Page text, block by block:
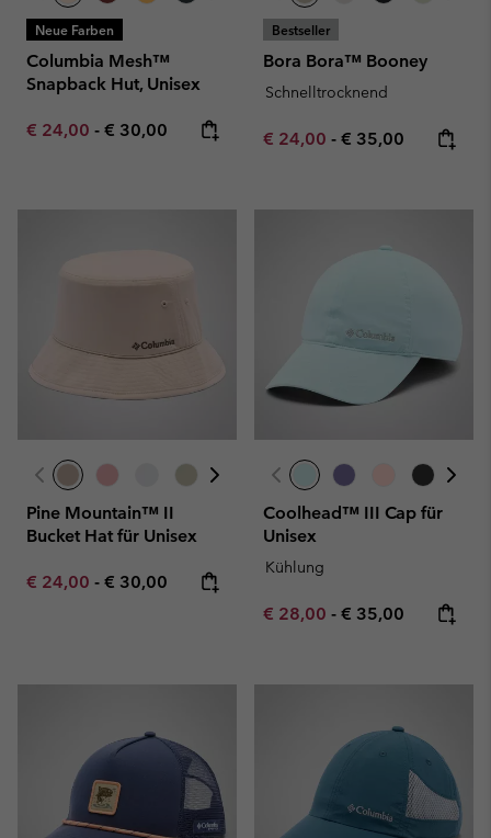
Neue Farben
Columbia Mesh™
Snapback Hut, Unisex
Minimum sale price:
€ 24,00 - Maximum price:
€ 30,00
Bestseller
Bora Bora™ Booney
Schnelltrocknend
Minimum sale price:
€ 24,00 - Maximum price:
€ 35,00
Pine Mountain™ II
Bucket Hat für Unisex
Minimum sale price:
€ 24,00 - Maximum price:
€ 30,00
Coolhead™ III Cap für
Unisex
Kühlung
Minimum sale price:
€ 28,00 - Maximum price:
€ 35,00